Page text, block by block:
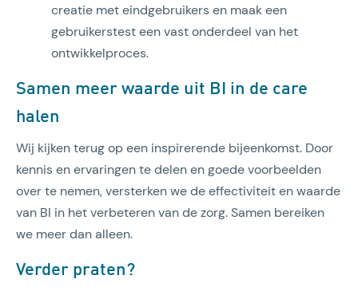
creatie met eindgebruikers en maak een
gebruikerstest een vast onderdeel van het
ontwikkelproces.
Samen meer waarde uit BI in de care
halen
Wij kijken terug op een inspirerende bijeenkomst. Door
kennis en ervaringen te delen en goede voorbeelden
over te nemen, versterken we de effectiviteit en waarde
van BI in het verbeteren van de zorg. Samen bereiken
we meer dan alleen.
Verder praten?